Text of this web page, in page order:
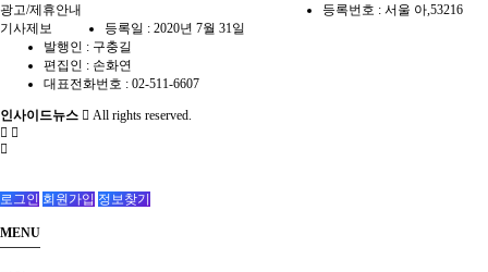
광고/제휴안내
기사제보
등록번호 : 서울 아,53216
등록일 : 2020년 7월 31일
발행인 : 구충길
편집인 : 손화연
대표전화번호 : 02-511-6607
인사이드뉴스 All rights reserved.
로그인 회원가입 정보찾기
MENU